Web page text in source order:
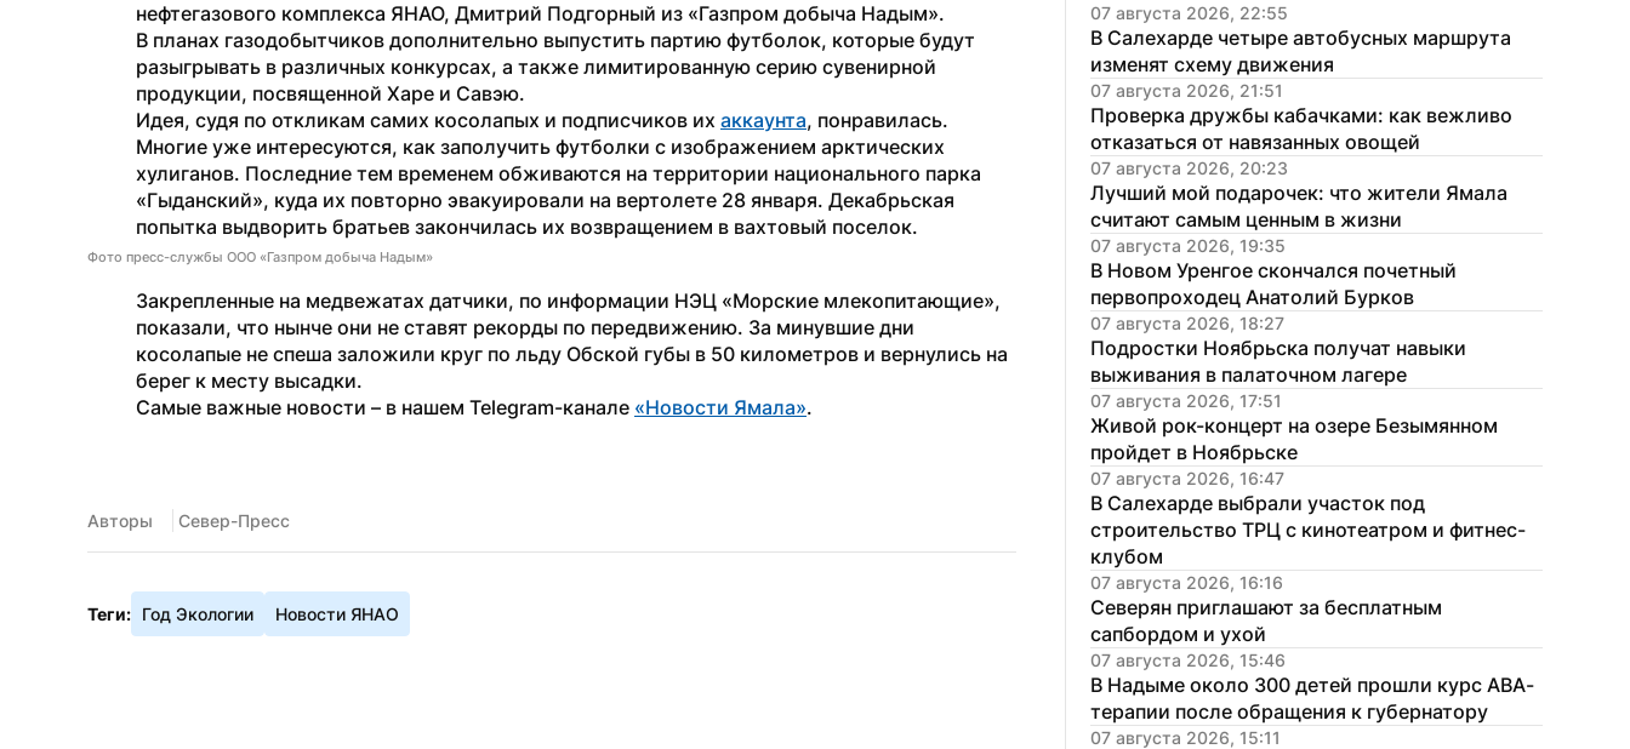
нефтегазового комплекса ЯНАО, Дмитрий Подгорный из «Газпром добыча Надым».
В планах газодобытчиков дополнительно выпустить партию футболок, которые будут
разыгрывать в различных конкурсах, а также лимитированную серию сувенирной
продукции, посвященной Харе и Савэю.
Идея, судя по откликам самих косолапых и подписчиков их аккаунта, понравилась.
Многие уже интересуются, как заполучить футболки с изображением арктических
хулиганов. Последние тем временем обживаются на территории национального парка
«Гыданский», куда их повторно эвакуировали на вертолете 28 января. Декабрьская
попытка выдворить братьев закончилась их возвращением в вахтовый поселок.
Фото пресс-службы ООО «Газпром добыча Надым»
Закрепленные на медвежатах датчики, по информации НЭЦ «Морские млекопитающие»,
показали, что нынче они не ставят рекорды по передвижению. За минувшие дни
косолапые не спеша заложили круг по льду Обской губы в 50 километров и вернулись на
берег к месту высадки.
Самые важные новости – в нашем Telegram-канале «Новости Ямала».
Авторы Север-Пресс
Теги: Год Экологии Новости ЯНАО
07 августа 2026, 22:55
В Салехарде четыре автобусных маршрута
изменят схему движения
07 августа 2026, 21:51
Проверка дружбы кабачками: как вежливо
отказаться от навязанных овощей
07 августа 2026, 20:23
Лучший мой подарочек: что жители Ямала
считают самым ценным в жизни
07 августа 2026, 19:35
В Новом Уренгое скончался почетный
первопроходец Анатолий Бурков
07 августа 2026, 18:27
Подростки Ноябрьска получат навыки
выживания в палаточном лагере
07 августа 2026, 17:51
Живой рок-концерт на озере Безымянном
пройдет в Ноябрьске
07 августа 2026, 16:47
В Салехарде выбрали участок под
строительство ТРЦ с кинотеатром и фитнес-
клубом
07 августа 2026, 16:16
Северян приглашают за бесплатным
сапбордом и ухой
07 августа 2026, 15:46
В Надыме около 300 детей прошли курс АВА-
терапии после обращения к губернатору
07 августа 2026, 15:11